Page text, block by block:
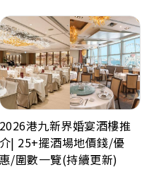
2026港九新界婚宴酒樓推
介| 25+擺酒場地價錢/優
惠/圍數一覽(持續更新)